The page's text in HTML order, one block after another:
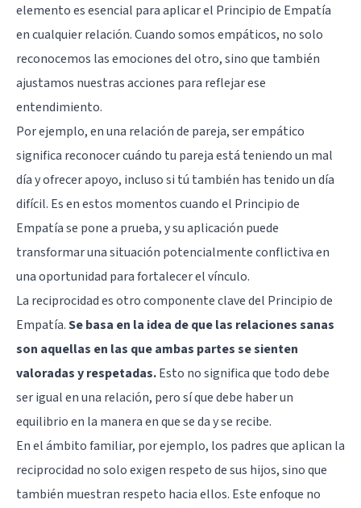
elemento es esencial para aplicar el Principio de Empatía
en cualquier relación. Cuando somos empáticos, no solo
reconocemos las emociones del otro, sino que también
ajustamos nuestras acciones para reflejar ese
entendimiento.
Por ejemplo, en una relación de pareja, ser empático
significa reconocer cuándo tu pareja está teniendo un mal
día y ofrecer apoyo, incluso si tú también has tenido un día
difícil. Es en estos momentos cuando el Principio de
Empatía se pone a prueba, y su aplicación puede
transformar una situación potencialmente conflictiva en
una oportunidad para fortalecer el vínculo.
La reciprocidad es otro componente clave del Principio de
Empatía.Se basa en la idea de que las relaciones sanas
son aquellas en las que ambas partes se sienten
valoradas y respetadas.Esto no significa que todo debe
ser igual en una relación, pero sí que debe haber un
equilibrio en la manera en que se da y se recibe.
En el ámbito familiar, por ejemplo, los padres que aplican la
reciprocidad no solo exigen respeto de sus hijos, sino que
también muestran respeto hacia ellos. Este enfoque no